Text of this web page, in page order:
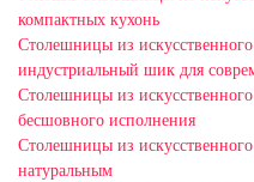
компактных кухонь
Столешницы из
индустриальный шик для
Столешницы из
бесшовного исполнения
Столешницы из
натуральным